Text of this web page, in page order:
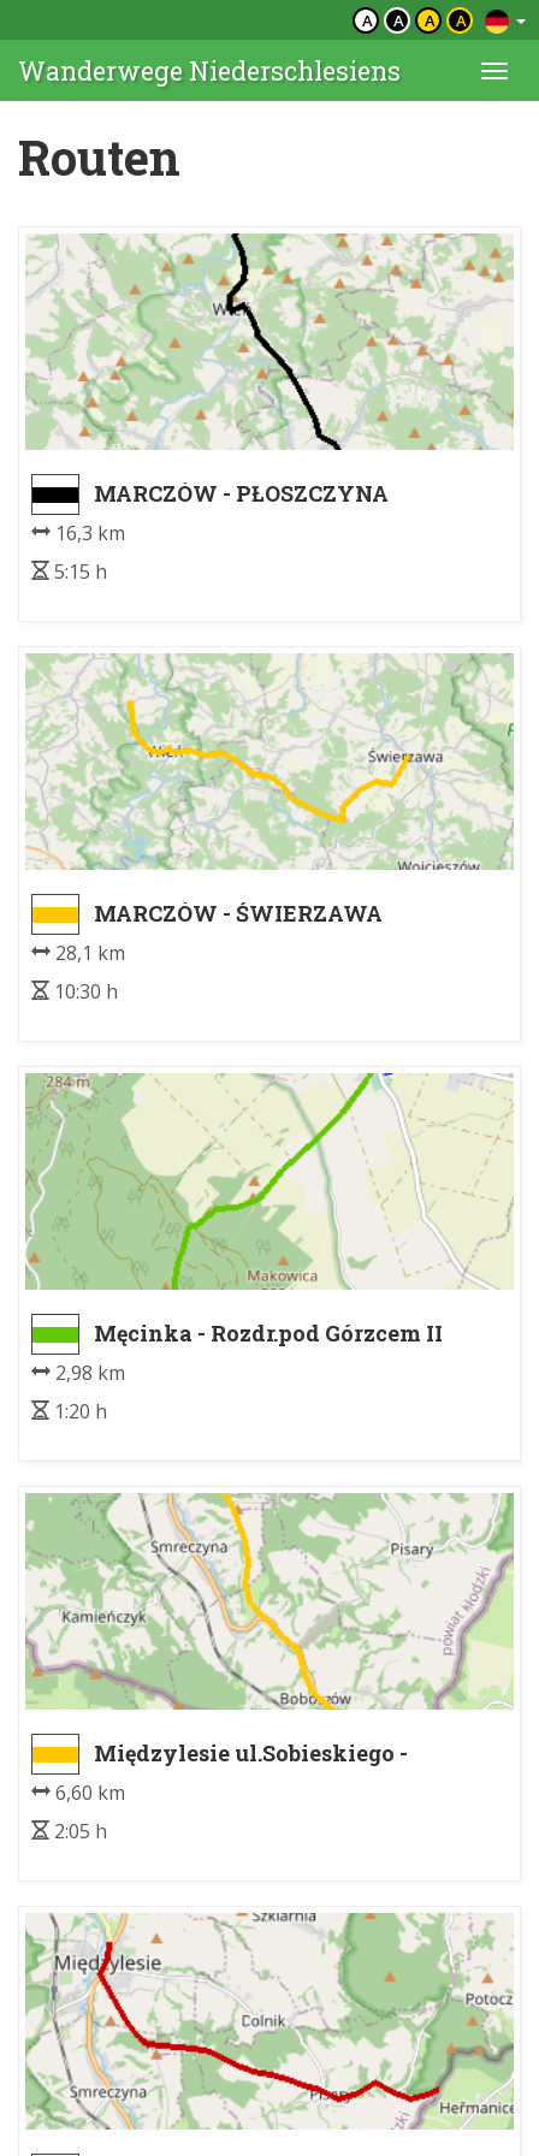
A A A A
Wanderwege Niederschlesiens
Routen
MARCZÓW - PŁOSZCZYNA
16,3 km
5:15 h
MARCZÓW - ŚWIERZAWA
28,1 km
10:30 h
Męcinka - Rozdr.pod Górzcem II
2,98 km
1:20 h
Międzylesie ul.Sobieskiego -
Boboszów PKS ( przejście graniczne)
6,60 km
2:05 h